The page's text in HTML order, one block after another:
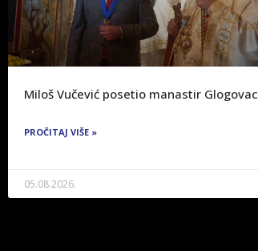
Miloš Vučević posetio manastir Glogovac
PROČITAJ VIŠE »
05.08.2026.